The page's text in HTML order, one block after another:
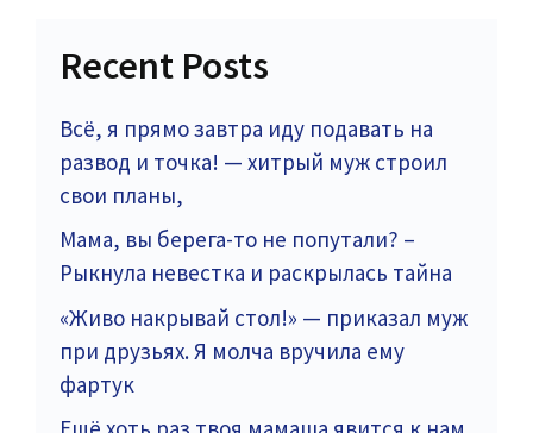
Recent Posts
Всё, я прямо завтра иду подавать на
развод и точка! — хитрый муж строил
свои планы,
Мама, вы берега-то не попутали? –
Рыкнула невестка и раскрылась тайна
«Живо накрывай стол!» — приказал муж
при друзьях. Я молча вручила ему
фартук